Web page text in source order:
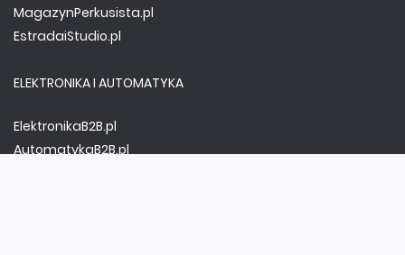
MagazynPerkusista.pl
EstradaiStudio.pl
ELEKTRONIKA I AUTOMATYKA
ElektronikaB2B.pl
AutomatykaB2B.pl